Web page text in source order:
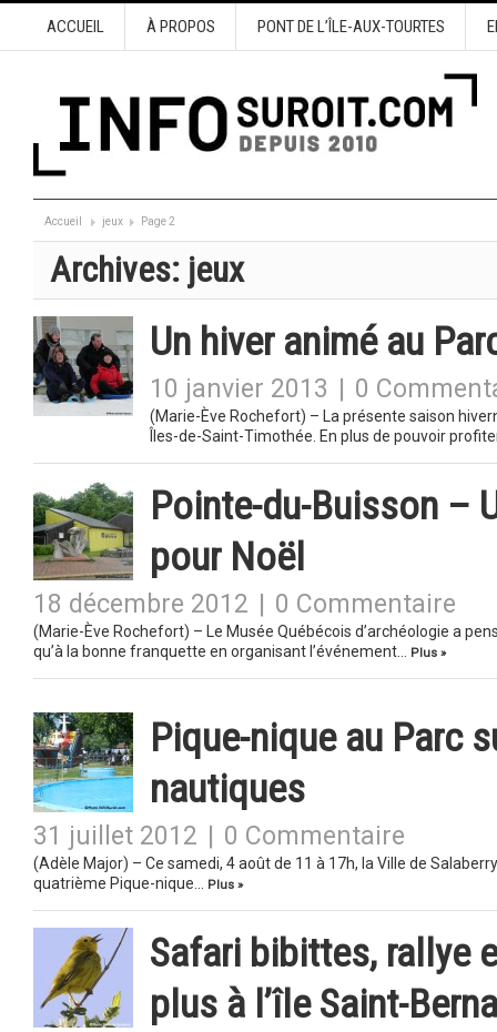
ACCUEIL À PROPOS PONT DE L’ÎLE-AUX-TOURTES
Accueil jeux Page 2
Archives: jeux
Un hiver animé au
10 janvier 2013 0
(Marie-Ève Rochefort) – La présente saison
Îles-de-Saint-Timothée. En plus de pouvoir
Pointe-du-Buisson –
pour Noël
18 décembre 2012 0 Commentaire
(Marie-Ève Rochefort) – Le Musée Québécois d’archéologie a
qu’à la bonne franquette en organisant l’événement…
Plus »
Pique-nique au Parc
nautiques
31 juillet 2012 0 Commentaire
(Adèle Major) – Ce samedi, 4 août de 11 à 17h, la Ville de
quatrième Pique-nique…
Plus »
Safari bibittes, rallye
plus à l’île Saint-